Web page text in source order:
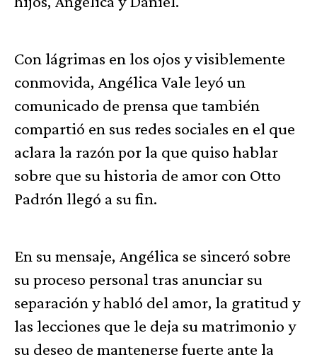
Con lágrimas en los ojos y visiblemente
conmovida, Angélica Vale leyó un
comunicado de prensa que también
compartió en sus redes sociales en el que
aclara la razón por la que quiso hablar
sobre que su historia de amor con Otto
Padrón llegó a su fin.
En su mensaje, Angélica se sinceró sobre
su proceso personal tras anunciar su
separación y habló del amor, la gratitud y
las lecciones que le deja su matrimonio y
su deseo de mantenerse fuerte ante la